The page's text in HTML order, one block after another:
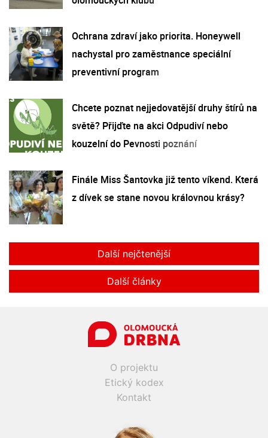
Ochrana zdraví jako priorita. Honeywell
nachystal pro zaměstnance speciální
preventivní program
Chcete poznat nejjedovatější druhy štírů na
světě? Přijďte na akci Odpudiví nebo
kouzelní do Pevnosti poznání
Finále Miss Šantovka již tento víkend. Která
z dívek se stane novou královnou krásy?
Další nejčtenější
Další články
O projektu
Etický kodex
Kontakt